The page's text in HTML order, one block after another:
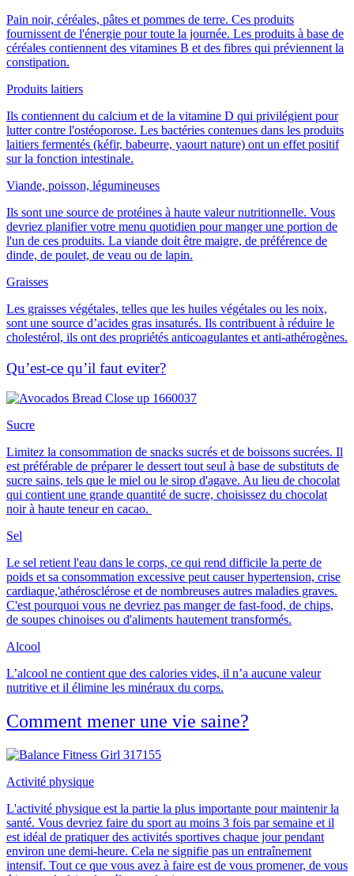
Pain noir, céréales, pâtes et pommes de terre. Ces produits
fournissent de l'énergie pour toute la journée. Les produits à base de
céréales contiennent des vitamines B et des fibres qui préviennent la
constipation.
Produits laitiers
Ils contiennent du calcium et de la vitamine D qui privilégient pour
lutter contre l'ostéoporose. Les bactéries contenues dans les produits
laitiers fermentés (kéfir, babeurre, yaourt nature) ont un effet positif
sur la fonction intestinale.
Viande, poisson, légumineuses
Ils sont une source de protéines à haute valeur nutritionnelle. Vous
devriez planifier votre menu quotidien pour manger une portion de
l'un de ces produits. La viande doit être maigre, de préférence de
dinde, de poulet, de veau ou de lapin.
Graisses
Les graisses végétales, telles que les huiles végétales ou les noix,
sont une source d’acides gras insaturés. Ils contribuent à réduire le
cholestérol, ils ont des propriétés anticoagulantes et anti-athérogènes.
Qu’est-ce qu’il faut eviter?
Sucre
Limitez la consommation de snacks sucrés et de boissons sucrées. Il
est préférable de préparer le dessert tout seul à base de substituts de
sucre sains, tels que le miel ou le sirop d'agave. Au lieu de chocolat
qui contient une grande quantité de sucre, choisissez du chocolat
noirà haute teneur en cacao.
Sel
Le sel retient l'eau dans le corps, ce qui rend difficile la perte de
poids et sa consommation excessive peut causer hypertension, crise
cardiaque,'athérosclérose et de nombreuses autres maladies graves.
C'est pourquoi vous ne devriez pas manger de fast-food, de chips,
de soupes chinoises ou d'aliments hautement transformés.
Alcool
L’alcool ne contient que des calories vides, il n’a aucune valeur
nutritive et il élimine les minéraux du corps.
Comment mener une vie saine?
Activité physique
L'activité physique est la partie la plus importante pour maintenir la
santé. Vous devriez faire du sport au moins 3 fois par semaine et il
est idéal de pratiquer des activités sportives chaque jour pendant
environ une demi-heure. Cela ne signifie pas un entraînement
intensif. Tout ce que vous avez à faire est de vous promener, de vous